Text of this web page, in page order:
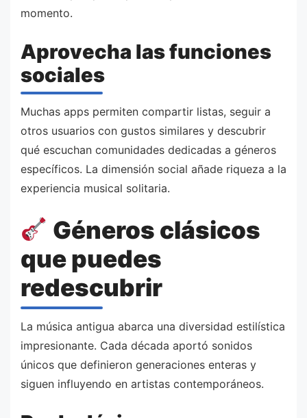
momento.
Aprovecha las funciones
sociales
Muchas apps permiten compartir listas, seguir a
otros usuarios con gustos similares y descubrir
qué escuchan comunidades dedicadas a géneros
específicos. La dimensión social añade riqueza a la
experiencia musical solitaria.
Géneros clásicos
que puedes
redescubrir
La música antigua abarca una diversidad estilística
impresionante. Cada década aportó sonidos
únicos que definieron generaciones enteras y
siguen influyendo en artistas contemporáneos.